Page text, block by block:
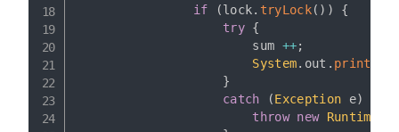
if (lock. tryLock( ) )
{
try {
                        sum
++;
System. out . println
}
catch
(Exception e)
throw new